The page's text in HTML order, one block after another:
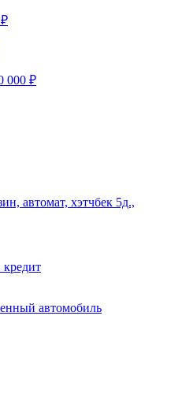
000 ₽
автомат, хэтчбек 5д.,
кредит
автомобиль